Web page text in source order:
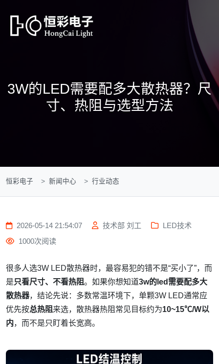
3W的LED需要配多大散热器？尺
寸、热阻与选型方法
恒彩电子 新闻中心 行业动态
2026-05-14 21:54:07 技术部 刘工
LED技术
1000次阅读
很多人选3W LED散热器时，最容易犯的错不是“买小了”，而
是只看尺寸、不看热阻。如果你想知道3w的led需要配多大
散热器，结论先说：多数常温环境下，单颗3W LED通常应
优先按总热阻 来选，散热器热阻常见目标约为10~15℃/W以
内，而不是只盯着长宽高。